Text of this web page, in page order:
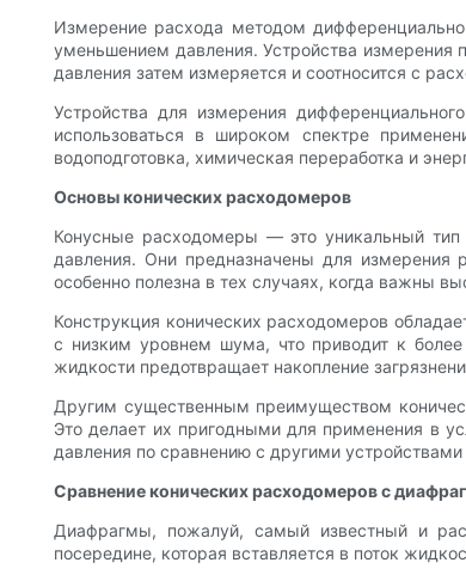
Измерение расхода методом
уменьшением давления. Устройства измерения
давления затем измеряется и соотносится с
Устройства для измерения
использоваться в широком спектре
водоподготовка, химическая переработка и
Основы конических расходомеров
Конусные расходомеры — это уникальный
давления. Они предназначены для измерения
особенно полезна в тех случаях, когда важны
Конструкция конических расходомеров
с низким уровнем шума, что приводит к
жидкости предотвращает накопление
Другим существенным преимуществом
Это делает их пригодными для применения в
давления по сравнению с другими
Сравнение конических расходомеров с
Диафрагмы, пожалуй, самый известный и
посередине, которая вставляется в поток